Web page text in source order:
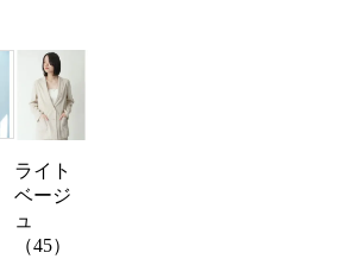
ライト
ベージ
ュ
（45）